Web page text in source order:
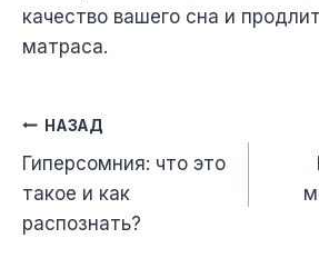
качество вашего сна и
матраса.
Навигация
по
записям
НАЗАД
Гиперсомния: что это
такое и как
распознать?